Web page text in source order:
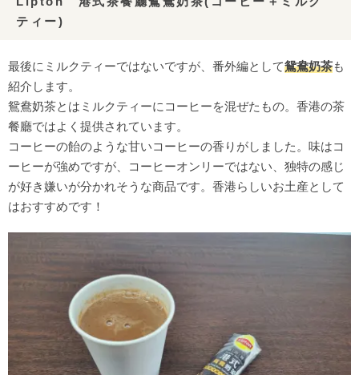
ティー)
最後にミルクティーではないですが、番外編として鴛鴦奶茶も
紹介します。
鴛鴦奶茶とはミルクティーにコーヒーを混ぜたもの。香港の茶
餐廳ではよく提供されています。
コーヒーの飴のような甘いコーヒーの香りがしました。味はコ
ーヒーが強めですが、コーヒーオンリーではない、独特の感じ
が好き嫌いが分かれそうな商品です。香港らしいお土産として
はおすすめです！